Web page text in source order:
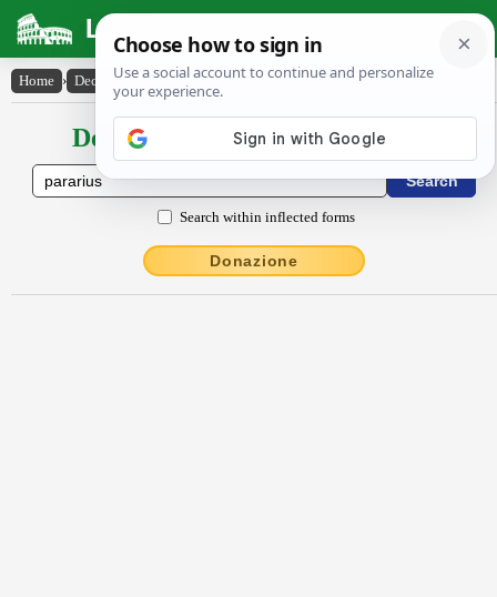
Latin Dictionary
Home › Declensions / Conjugations › părārĭus
Declensions / Conjugations latin
Search within inflected forms
Donazione